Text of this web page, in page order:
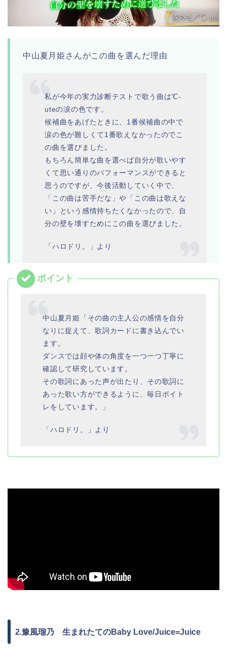
中山夏月姫さんがこの曲を選んだ理由
私が今年の実力診断テストで歌う曲は℃-
uteの涙の色です。
候補曲をあげたときに、1番候補曲の中で
涙の色が難しくて1番歌えなかったのでこ
の曲を選びました。
もちろん簡単な曲を選べば自分が歌いやす
くて思い通りのパフォーマンスができると
思うのですが、今後活動していく中で、
「この曲は苦手だな」や「この曲は歌えな
い」という感情持ちたくなかったので、自
分の壁を壊すためにこの曲を選びました。
「ハロドリ。」より
中山夏月姫「その曲の主人公の感情を自分
なりに捉えて、歌詞カードに書き込んでい
ます。
ダンスでは顔や体の角度を一つ一つ丁寧に
確認して研究しています。
その歌詞にあった声が出たり、その歌詞に
あった歌い方ができるように、毎日ボイト
レをしています。」
「ハロドリ。」より
2.豫風瑠乃 生まれたてのBaby Love/Juice=Juice